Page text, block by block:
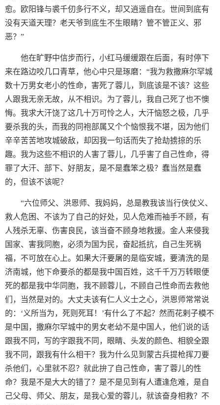
愈。欧阳锋与裘千仞多行不义，却又逍遥自在。世间到底有
没有天道天理？老天爷到底生不生眼睛？管不管正义、邪
恶？”
他在旷野中信步而行，小红马缓缓跟在后面，有时停下
来在路边咬几口青草，他心中只是琢磨：“我为救撒麻尔罕城
数十万男女老小的性命，害死了蓉儿，到底该是不该？这些
人跟我无亲无故，从不相识。为了蓉儿，我自己死了也不懊
悔。我求大汗饶了这几十万可怜之人，大汗恼怒之极，几乎
要杀我的头，而我的同袍部属又个个恼恨我不堪，因为他们
辛辛苦苦地攻城破敌，却因我一句话而失了抢劫掳掠的乐
趣。我为这些不相识的人害了蓉儿，几乎害了自己性命，得
罪了大汗、部下、好朋友，是不是蠢笨之极？蠢当然是蠢
的，但该不该呢？
“六位师父、洪恩师、我妈妈，总是教我该当行侠仗义、
救人危困、不该为了自己的好处，见人危难而袖手不顾，有
人残杀无辜、伤害良民，该当奋不顾身地救援。金人来侵我
国家、害我同胞，必须为国为民，奋起抵抗，自己生死祸
福，不可放在心上。如果大汗要屠的是临安城，要清洗的是
济南城，他下命要杀的都是我中国百姓，这千千万万转眼便
死的都是我中华同胞，我不顾蓉儿，不顾自己性命而去救他
们，当然是对的。大丈夫该有仁人义士之心，洪恩师常常说
的：‘义所当为，死则死耳！’有什么了不起？然而花剌子模不
是中国，撒麻尔罕城中的男女老幼不是中国人，他们说的话
跟我不同，写的字跟我不同，眼睛、头发的颜色、相貌全跟
我不同，跟我有什么相干？我为什么见到蒙古兵提枪挥刀要
杀他们，心里就不忍？就此拚了自己性命，害了蓉儿的性
命？我是不是大大的错了？是不是见到有人遭逢危难，是自
己父母、师父、朋友，是我心爱的蓉儿，就该奋身相救？不